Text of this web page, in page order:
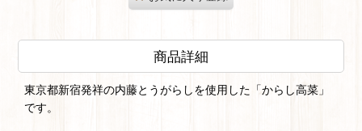
商品詳細
東京都新宿発祥の内藤とうがらしを使用した「からし高菜」
です。